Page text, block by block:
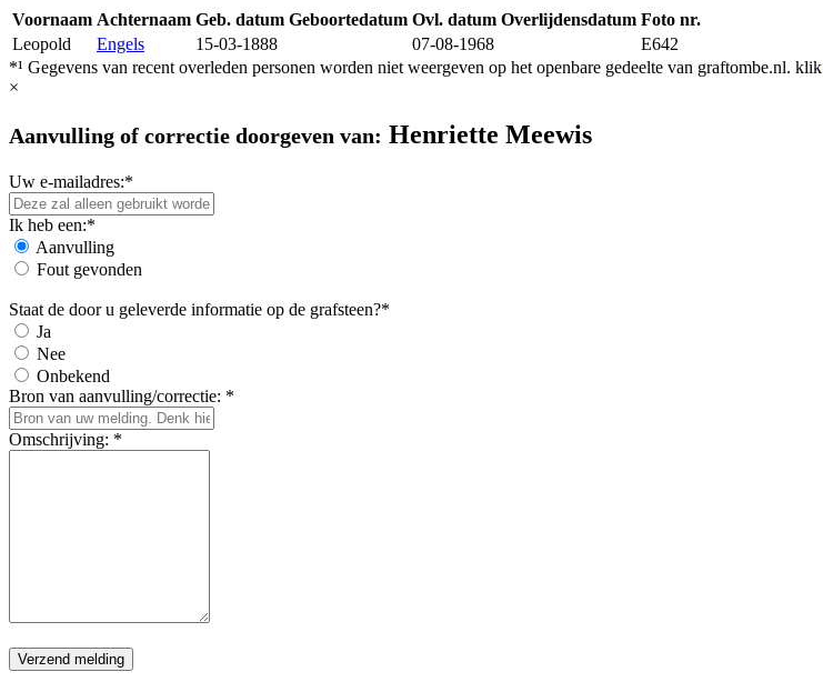
Voornaam Achternaam Geb. datum Geboortedatum Ovl. datum Overlijdensdatum Foto nr.
Leopold
Engels 15-03-1888 07-08-1968
E642
*¹ Gegevens van recent overleden personen worden niet weergeven op het openbare gedeelte van graftombe.nl. klik
×
Aanvulling of correctie doorgeven van: Henriette Meewis
Uw e-mailadres:*
Ik heb een:*
Aanvulling
Fout gevonden
Staat de door u geleverde informatie op de grafsteen?*
Ja
Nee
Onbekend
Bron van aanvulling/correctie: *
Omschrijving: *